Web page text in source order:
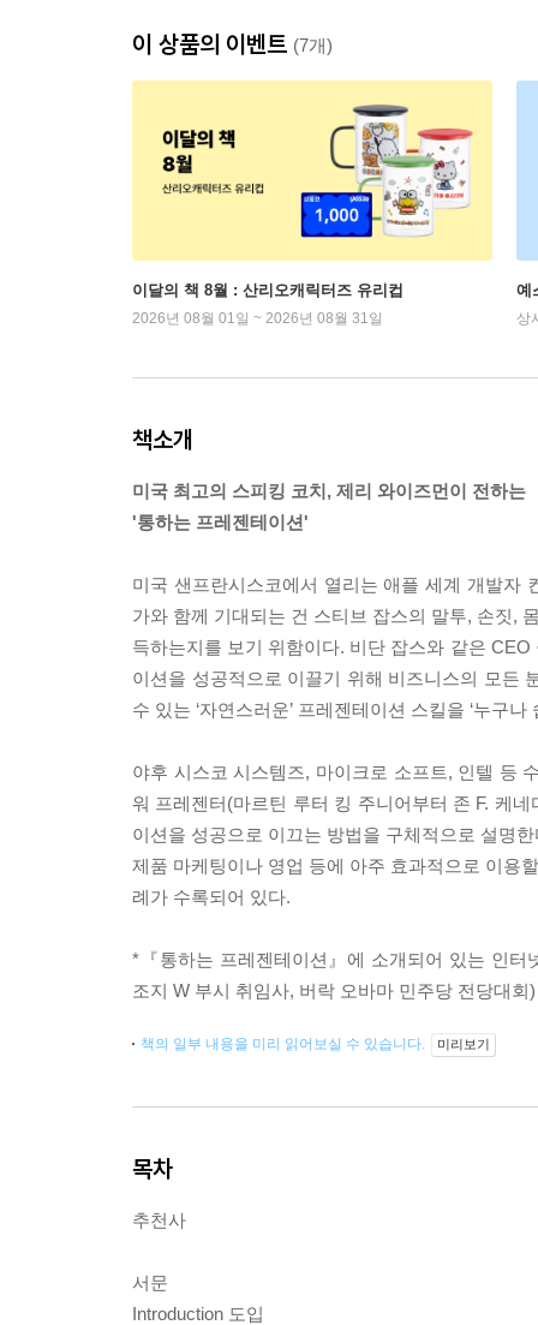
이 상품의 이벤트 (7개)
이달의 책 8월 : 산리오캐릭터즈 유리컵
2026년 08월 01일 ~ 2026년 08월 31일
예
상
책소개
미국 최고의 스피킹 코치, 제리 와이즈먼이 전하는
'통하는 프레젠테이션'
미국 샌프란시스코에서 열리는 애플 세계 개발자
가와 함께 기대되는 건 스티브 잡스의 말투, 손짓,
득하는지를 보기 위함이다. 비단 잡스와 같은
이션을 성공적으로 이끌기 위해 비즈니스의 모든
수 있는 ‘자연스러운’ 프레젠테이션 스킬을 ‘누구
야후 시스코 시스템즈, 마이크로 소프트, 인텔 등
워 프레젠터(마르틴 루터 킹 주니어부터 존 F. 케
이션을 성공으로 이끄는 방법을 구체적으로 설명
제품 마케팅이나 영업 등에 아주 효과적으로 이용
례가 수록되어 있다.
*『통하는 프레젠테이션』에 소개되어 있는 인
조지 W 부시 취임사, 버락 오바마 민주당 전당대회)
책의 일부 내용을 미리 읽어보실 수 있습니다. 미리보기
목차
추천사
서문
Introduction 도입